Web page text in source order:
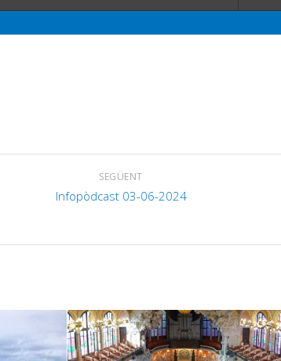
SEGÜENT
Infopòdcast 03-06-2024